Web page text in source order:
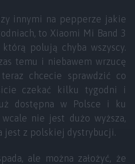
innymi na pepperze jakie
to Xiaomi Mi Band 3
polują chyba wszyscy.
temu i niebawem wrzucę
chcecie sprawdzić co
czekać kilku tygodni i
dostępna w Polsce i ku
nie jest dużo wyższa,
jest z polskiej dystrybucji.
ale można założyć, że